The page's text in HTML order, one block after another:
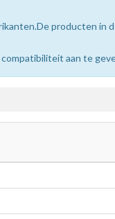
producten
aan te